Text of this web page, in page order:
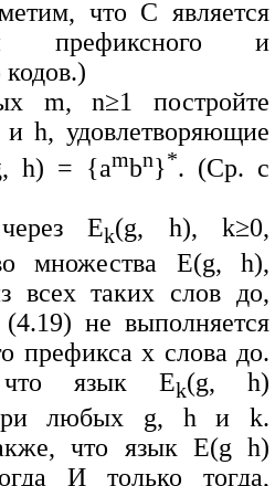
что C является
префиксного и
m, n≥1 постройте
h, удовлетворяющие
h) = {ambn}*. (Ср. с
Ek(g, h), k≥0,
множества E(g, h),
всех таких слов до,
не выполняется
префикса x слова до.
что язык Ek(g, h)
при любых g, h и k.
что язык E(g h)
И только тогда,